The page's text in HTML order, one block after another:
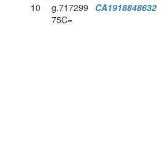
10
g.717299
75C=
CA1918848632